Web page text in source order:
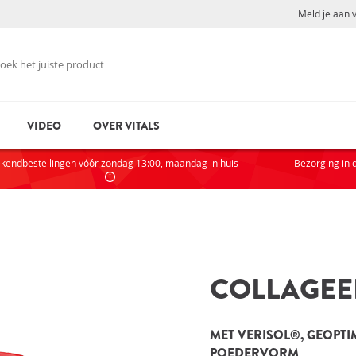
Meld je aan
Als
VIDEO OVER VITALS
vóór zondag 13:00, maandag in huis
Bezorging in
MET VERISOL®,